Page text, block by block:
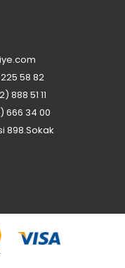
58 82
888 51 11
34 00
898.Sokak